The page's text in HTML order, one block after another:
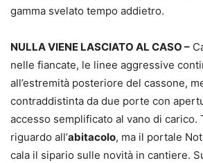
gamma svelato tempo addietro.
NULLA VIENE LASCIATO AL CASO –
nelle fiancate, le linee aggressive
all’estremità posteriore del cassone,
contraddistinta da due porte con
accesso semplificato al vano di carico.
riguardo all’abitacolo, ma il portale
cala il sipario sulle novità in cantiere.